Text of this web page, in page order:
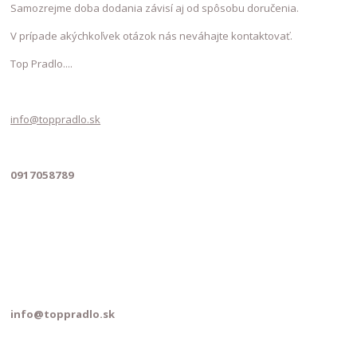
Samozrejme doba dodania závisí aj od spôsobu doručenia.
V prípade akýchkoľvek otázok nás neváhajte kontaktovať.
Top Pradlo....
info@toppradlo.sk
0917058789
info@toppradlo.sk